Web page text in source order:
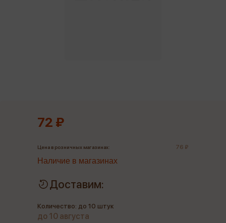
72 ₽
Цена в розничных магазинах: 76 ₽
Наличие в магазинах
Доставим:
Количество: до 10 штук
до 10 августа